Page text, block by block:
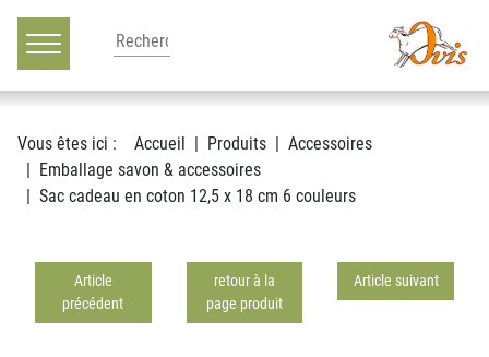
Main navigation
Voir le contenu
Vous êtes ici : Accueil Produits
Accessoires
Emballage savon & accessoires
Sac cadeau en coton 12,5 x 18 cm 6 couleurs
Article
précédent
retour à la
page produit
Article suivant